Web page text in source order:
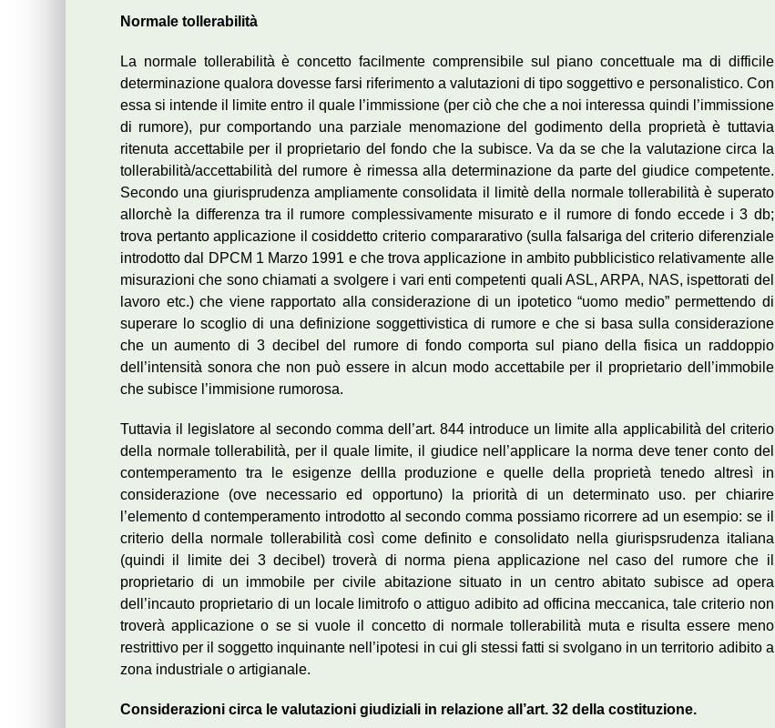
Normale tollerabilità
La normale tollerabilità è concetto facilmente comprensibile sul piano concettuale ma di difficile
determinazione qualora dovesse farsi riferimento a valutazioni di tipo soggettivo e personalistico. Con
essa si intende il limite entro il quale l’immissione (per ciò che che a noi interessa quindi l’immissione
di rumore), pur comportando una parziale menomazione del godimento della proprietà è tuttavia
ritenuta accettabile per il proprietario del fondo che la subisce. Va da se che la valutazione circa la
tollerabilità/accettabilità del rumore è rimessa alla determinazione da parte del giudice competente.
Secondo una giurisprudenza ampliamente consolidata il limitè della normale tollerabilità è superato
allorchè la differenza tra il rumore complessivamente misurato e il rumore di fondo eccede i 3 db;
trova pertanto applicazione il cosiddetto criterio compararativo (sulla falsariga del criterio diferenziale
introdotto dal DPCM 1 Marzo 1991 e che trova applicazione in ambito pubblicistico relativamente alle
misurazioni che sono chiamati a svolgere i vari enti competenti quali ASL, ARPA, NAS, ispettorati del
lavoro etc.) che viene rapportato alla considerazione di un ipotetico “uomo medio” permettendo di
superare lo scoglio di una definizione soggettivistica di rumore e che si basa sulla considerazione
che un aumento di 3 decibel del rumore di fondo comporta sul piano della fisica un raddoppio
dell’intensità sonora che non può essere in alcun modo accettabile per il proprietario dell’immobile
che subisce l’immisione rumorosa.
Tuttavia il legislatore al secondo comma dell’art. 844 introduce un limite alla applicabilità del criterio
della normale tollerabilità, per il quale limite, il giudice nell’applicare la norma deve tener conto del
contemperamento tra le esigenze dellla produzione e quelle della proprietà tenedo altresì in
considerazione (ove necessario ed opportuno) la priorità di un determinato uso. per chiarire
l’elemento d contemperamento introdotto al secondo comma possiamo ricorrere ad un esempio: se il
criterio della normale tollerabilità così come definito e consolidato nella giurispsrudenza italiana
(quindi il limite dei 3 decibel) troverà di norma piena applicazione nel caso del rumore che il
proprietario di un immobile per civile abitazione situato in un centro abitato subisce ad opera
dell’incauto proprietario di un locale limitrofo o attiguo adibito ad officina meccanica, tale criterio non
troverà applicazione o se si vuole il concetto di normale tollerabilità muta e risulta essere meno
restrittivo per il soggetto inquinante nell’ipotesi in cui gli stessi fatti si svolgano in un territorio adibito a
zona industriale o artigianale.
Considerazioni circa le valutazioni giudiziali in relazione all’art. 32 della costituzione.